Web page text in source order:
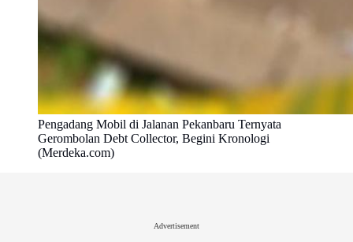
Pengadang Mobil di Jalanan Pekanbaru Ternyata
Gerombolan Debt Collector, Begini Kronologi
(Merdeka.com)
Advertisement